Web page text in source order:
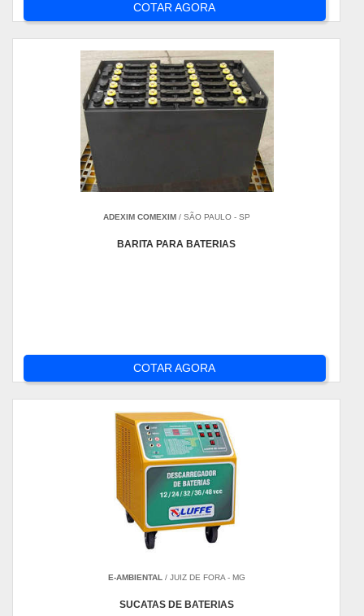
COTAR AGORA
ADEXIM COMEXIM/ SÃO PAULO - SP
BARITA PARA BATERIAS
COTAR AGORA
E-AMBIENTAL / JUIZ DE FORA - MG
SUCATAS DE BATERIAS